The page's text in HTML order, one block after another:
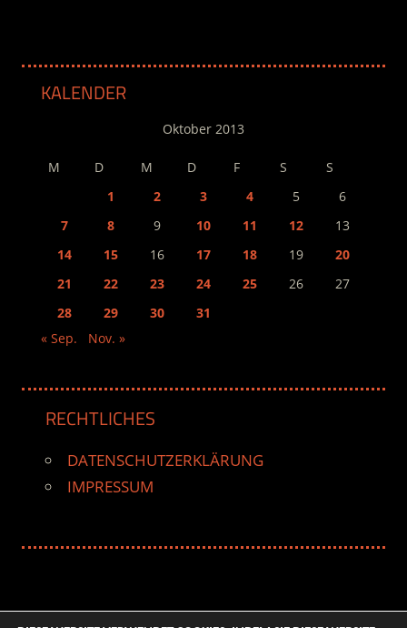
KALENDER
Oktober 2013
M D M D F S
S
1
2 3 4 5
6
7
8 9 10 11 12
13
14
15 16 17 18 19
20
21
22 23 24 25 26
27
28
29 30
31
« Sep.
Nov. »
RECHTLICHES
DATENSCHUTZERKLÄRUNG
IMPRESSUM